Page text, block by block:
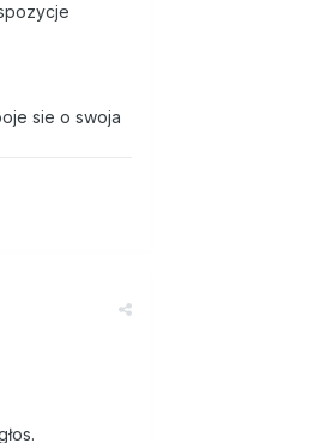
sie o swoja